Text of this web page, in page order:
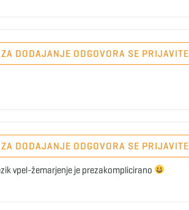
ZA DODAJANJE ODGOVORA SE PRIJAVITE
ZA DODAJANJE ODGOVORA SE PRIJAVITE
vpel-žemarjenje je prezakomplicirano